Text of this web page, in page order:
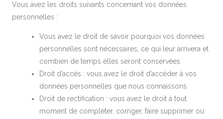
Vous avez les droits suivants concernant vos données
personnelles :
Vous avez le droit de savoir pourquoi vos données
personnelles sont nécessaires, ce qui leur arrivera et
combien de temps elles seront conservées.
Droit d’accès : vous avez le droit d’accéder à vos
données personnelles que nous connaissons.
Droit de rectification : vous avez le droit à tout
moment de compléter, corriger, faire supprimer ou